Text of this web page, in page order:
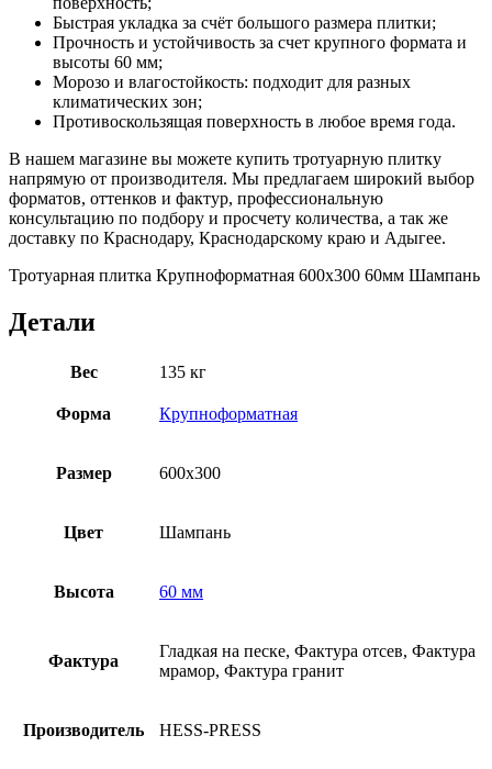
Быстрая укладка за счёт большого размера плитки;
Прочность и устойчивость за счет крупного формата и
высоты 60 мм;
Морозо и влагостойкость: подходит для разных
климатических зон;
Противоскользящая поверхность в любое время года.
В нашем магазине вы можете купить тротуарную плитку
напрямую от производителя. Мы предлагаем широкий выбор
форматов, оттенков и фактур, профессиональную
консультацию по подбору и просчету количества, а так же
доставку по Краснодару, Краснодарскому краю и Адыгее.
Тротуарная плитка Крупноформатная 600х300 60мм Шампань
Детали
Вес 135 кг
Форма Крупноформатная
Размер 600х300
Цвет Шампань
Высота 60 мм
Фактура
Гладкая на песке, Фактура отсев, Фактура
мрамор, Фактура гранит
Производитель HESS-PRESS